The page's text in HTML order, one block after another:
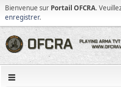
Bienvenue sur Portail OFCRA.
enregistrer.